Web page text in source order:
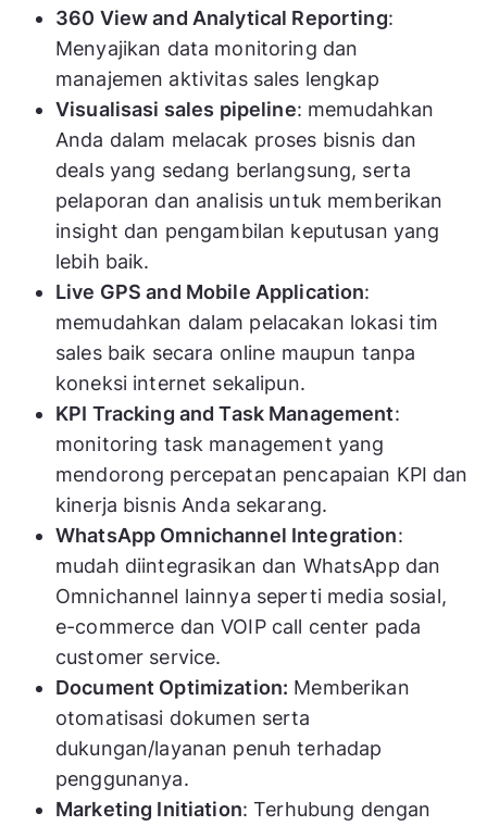
360 View and Analytical Reporting:
Menyajikan data monitoring dan
manajemen aktivitas sales lengkap
Visualisasi sales pipeline: memudahkan
Anda dalam melacak proses bisnis dan
deals yang sedang berlangsung, serta
pelaporan dan analisis untuk memberikan
insight dan pengambilan keputusan yang
lebih baik.
Live GPS and Mobile Application:
memudahkan dalam pelacakan lokasi tim
sales baik secara online maupun tanpa
koneksi internet sekalipun.
KPI Tracking and Task Management:
monitoring task management yang
mendorong percepatan pencapaian KPI dan
kinerja bisnis Anda sekarang.
WhatsApp Omnichannel Integration:
mudah diintegrasikan dan WhatsApp dan
Omnichannel lainnya seperti media sosial,
e-commerce dan VOIP call center pada
customer service.
Document Optimization: Memberikan
otomatisasi dokumen serta
dukungan/layanan penuh terhadap
penggunanya.
Marketing Initiation: Terhubung dengan